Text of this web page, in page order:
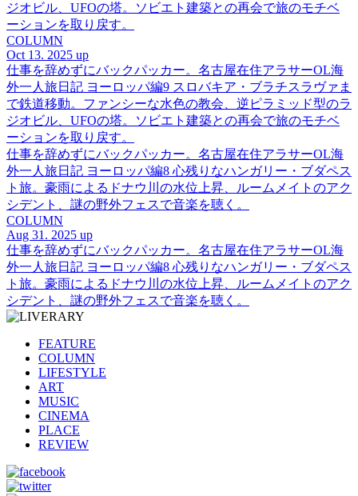
ジオビル、UFOの塔。ソビエト建築との再会で旅のモチベ
ーションを取り戻す。
COLUMN
Oct 13. 2025 up
仕事を辞めずにバックパッカー。名古屋在住アラサーOL海
外一人旅日記 ヨーロッパ編9 スロバキア・ブラチスラヴァま
で鉄道移動。ファンシーな水色の教会、逆ピラミッド型のラ
ジオビル、UFOの塔。ソビエト建築との再会で旅のモチベ
ーションを取り戻す。
仕事を辞めずにバックパッカー。名古屋在住アラサーOL海
外一人旅日記 ヨーロッパ編8 心残りなハンガリー・ブダペス
ト旅。豪雨によるドナウ川の水位上昇、ルームメイトのアク
シデント、謎の野外フェスで音楽を聴く。
COLUMN
Aug 31. 2025 up
仕事を辞めずにバックパッカー。名古屋在住アラサーOL海
外一人旅日記 ヨーロッパ編8 心残りなハンガリー・ブダペス
ト旅。豪雨によるドナウ川の水位上昇、ルームメイトのアク
シデント、謎の野外フェスで音楽を聴く。
FEATURE
COLUMN
LIFESTYLE
ART
MUSIC
CINEMA
PLACE
REVIEW